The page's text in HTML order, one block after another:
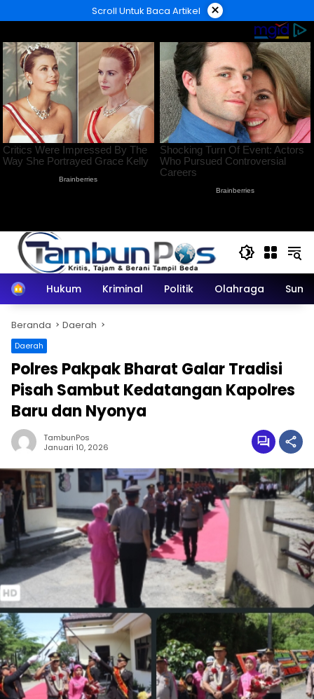
ke
Scroll Untuk Baca Artikel ×
HomeHukum Kriminal Politik Olahraga
Beranda Daerah
Daerah
Polres Pakpak Bharat Galar Tradisi
Pisah Sambut Kedatangan Kapolres
Baru dan Nyonya
TambunPos
Januari 10, 2026